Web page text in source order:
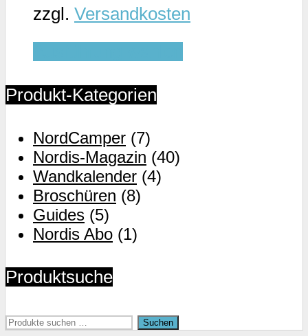
Produktseite
zzgl. Versandkosten
Produkt-Kategorien
NordCamper (7)
Nordis-Magazin (40)
Wandkalender (4)
Broschüren (8)
Guides (5)
Nordis Abo (1)
Produktsuche
Suchen
Suchen